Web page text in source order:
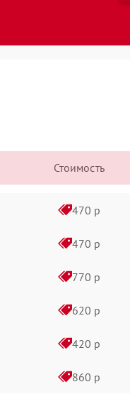
Стоимость
470 р
470 р
770 р
620 р
420 р
860 р